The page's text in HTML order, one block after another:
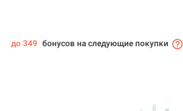
до 349 бонусов на следующие покупки